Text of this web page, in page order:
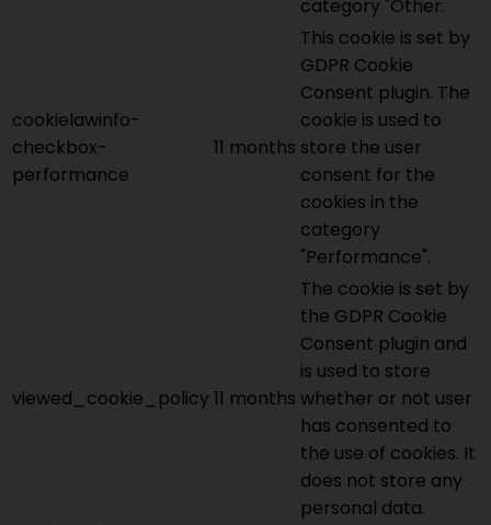
category "Other.
cookielawinfo-
checkbox-
performance
11 months
This cookie is set by
GDPR Cookie
Consent plugin. The
cookie is used to
store the user
consent for the
cookies in the
category
"Performance".
viewed_cookie_policy11 months
The cookie is set by
the GDPR Cookie
Consent plugin and
is used to store
whether or not user
has consented to
the use of cookies. It
does not store any
personal data.